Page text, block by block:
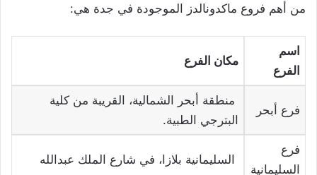
من أهم فروع ماكدونالدز الموجودة في جدة هي:
اسم
الفرع
مكان الفرع
فرع أبحر
منطقة أبحر الشمالية، القريبة من كلية
البترجي الطبية.
فرع
السليمانية
السليمانية بلازا، في شارع الملك عبدالله